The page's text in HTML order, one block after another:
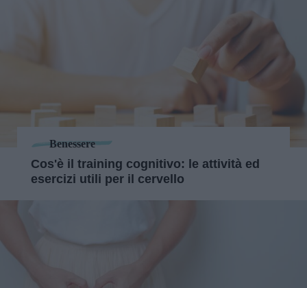
Benessere
Cos'è il training cognitivo: le attività ed
esercizi utili per il cervello